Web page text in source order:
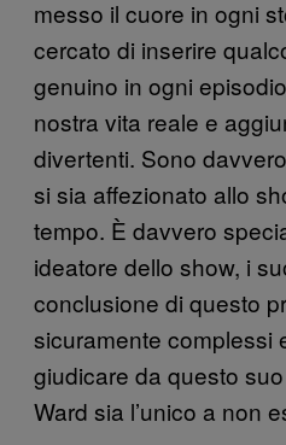
messo il cuore in ogni
cercato di inserire
genuino in ogni
nostra vita reale e
divertenti. Sono
si sia affezionato allo
tempo. È davvero
ideatore dello show, i
conclusione di questo
sicuramente complessi
giudicare da questo
Ward sia l’unico a non